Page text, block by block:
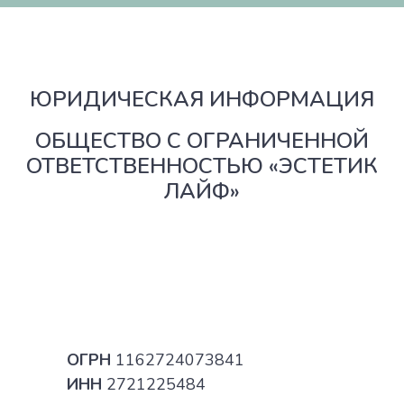
ЮРИДИЧЕСКАЯ ИНФОРМАЦИЯ
ОБЩЕСТВО С ОГРАНИЧЕННОЙ
ОТВЕТСТВЕННОСТЬЮ «ЭСТЕТИК
ЛАЙФ»
ОГРН 1162724073841
ИНН 2721225484